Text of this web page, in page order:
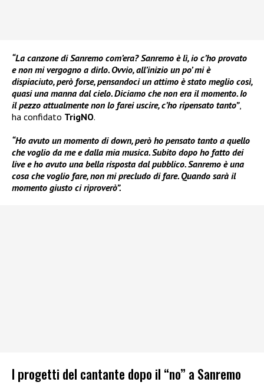
“La canzone di Sanremo com’era? Sanremo è lì, io c’ho provato
e non mi vergogno a dirlo. Ovvio, all’inizio un po’ mi è
dispiaciuto, però forse, pensandoci un attimo è stato meglio così,
quasi una manna dal cielo. Diciamo che non era il momento. Io
il pezzo attualmente non lo farei uscire, c’ho ripensato tanto”,
ha confidato TrigNO.
“Ho avuto un momento di down, però ho pensato tanto a quello
che voglio da me e dalla mia musica. Subito dopo ho fatto dei
live e ho avuto una bella risposta dal pubblico. Sanremo è una
cosa che voglio fare, non mi precludo di fare. Quando sarà il
momento giusto ci riproverò”.
I progetti del cantante dopo il “no” a Sanremo